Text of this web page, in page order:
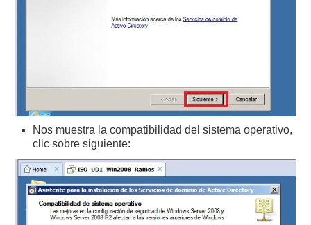
Nos muestra la compatibilidad del sistema operativo,
clic sobre siguiente: